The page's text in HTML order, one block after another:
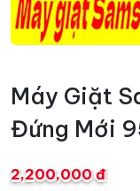
Máy Giặt
Đứng Mới
2,200,000 đ